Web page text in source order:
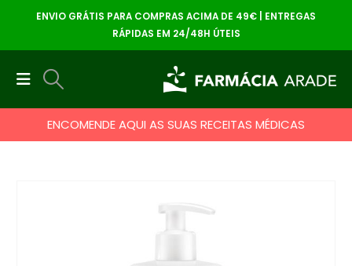
ENVIO GRÁTIS PARA COMPRAS ACIMA DE 49€ | ENTREGAS
RÁPIDAS EM 24/48H ÚTEIS
ENCOMENDE AQUI AS SUAS RECEITAS MÉDICAS